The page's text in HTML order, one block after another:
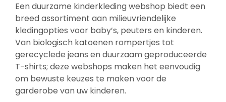
Een duurzame kinderkleding webshop biedt een
breed assortiment aan milieuvriendelijke
kledingopties voor baby’s, peuters en kinderen.
Van biologisch katoenen rompertjes tot
gerecyclede jeans en duurzaam geproduceerde
T-shirts; deze webshops maken het eenvoudig
om bewuste keuzes te maken voor de
garderobe van uw kinderen.